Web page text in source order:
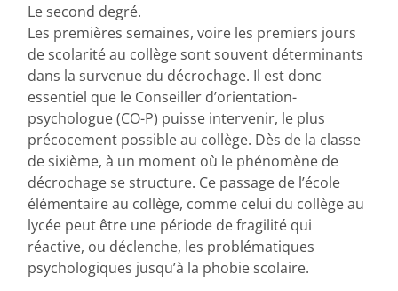
Le second degré.
Les premières semaines, voire les premiers jours
de scolarité au collège sont souvent déterminants
dans la survenue du décrochage. Il est donc
essentiel que le Conseiller d’orientation-
psychologue (CO-P) puisse intervenir, le plus
précocement possible au collège. Dès de la classe
de sixième, à un moment où le phénomène de
décrochage se structure. Ce passage de l’école
élémentaire au collège, comme celui du collège au
lycée peut être une période de fragilité qui
réactive, ou déclenche, les problématiques
psychologiques jusqu’à la phobie scolaire.